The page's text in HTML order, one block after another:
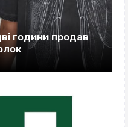
години продав